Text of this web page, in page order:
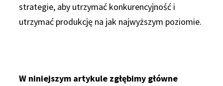
strategie, aby utrzymać konkurencyjność i
utrzymać produkcję na jak najwyższym poziomie.
W niniejszym artykule zgłębimy główne